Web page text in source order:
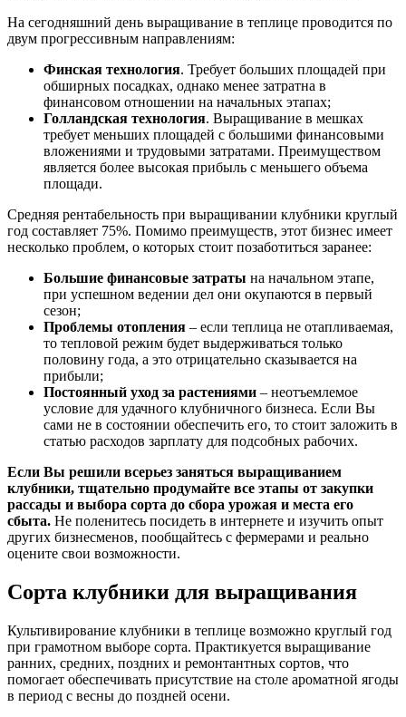
На сегодняшний день выращивание в теплице проводится по
двум прогрессивным направлениям:
Финская технология. Требует больших площадей при
обширных посадках, однако менее затратна в
финансовом отношении на начальных этапах;
Голландская технология. Выращивание в мешках
требует меньших площадей с большими финансовыми
вложениями и трудовыми затратами. Преимуществом
является более высокая прибыль с меньшего объема
площади.
Средняя рентабельность при выращивании клубники круглый
год составляет 75%. Помимо преимуществ, этот бизнес имеет
несколько проблем, о которых стоит позаботиться заранее:
Большие финансовые затраты на начальном этапе,
при успешном ведении дел они окупаются в первый
сезон;
Проблемы отопления – если теплица не отапливаемая,
то тепловой режим будет выдерживаться только
половину года, а это отрицательно сказывается на
прибыли;
Постоянный уход за растениями – неотъемлемое
условие для удачного клубничного бизнеса. Если Вы
сами не в состоянии обеспечить его, то стоит заложить в
статью расходов зарплату для подсобных рабочих.
Если Вы решили всерьез заняться выращиванием
клубники, тщательно продумайте все этапы от закупки
рассады и выбора сорта до сбора урожая и места его
сбыта. Не поленитесь посидеть в интернете и изучить опыт
других бизнесменов, пообщайтесь с фермерами и реально
оцените свои возможности.
Сорта клубники для выращивания
Культивирование клубники в теплице возможно круглый год
при грамотном выборе сорта. Практикуется выращивание
ранних, средних, поздних и ремонтантных сортов, что
помогает обеспечивать присутствие на столе ароматной ягоды
в период с весны до поздней осени.